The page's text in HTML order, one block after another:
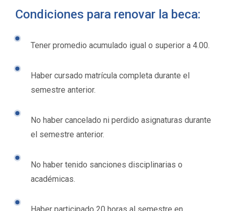
Condiciones para renovar la beca:
Tener promedio acumulado igual o superior a 4.00.
Haber cursado matrícula completa durante el
semestre anterior.
No haber cancelado ni perdido asignaturas durante
el semestre anterior.
No haber tenido sanciones disciplinarias o
académicas.